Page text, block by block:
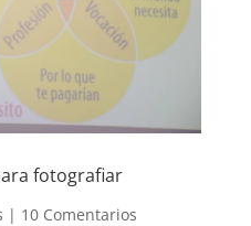
fotografiar
| 10 Comentarios